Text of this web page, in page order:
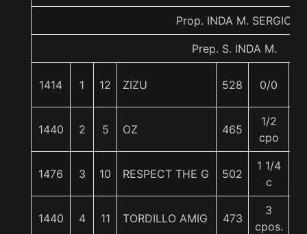
Prop. INDA M. SERGIO
Prep. S. INDA M.
1414 1 12 ZIZU 528 0/0
1440 2 5 OZ 465
1/2
cpo
1476 3 10 RESPECT THE G 502
1 1/4
c
1440 4 11 TORDILLO AMIG 473
3
cpos.